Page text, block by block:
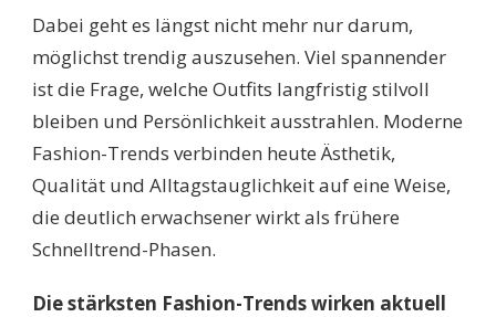
Dabei geht es längst nicht mehr nur darum,
möglichst trendig auszusehen. Viel spannender
ist die Frage, welche Outfits langfristig stilvoll
bleiben und Persönlichkeit ausstrahlen. Moderne
Fashion-Trends verbinden heute Ästhetik,
Qualität und Alltagstauglichkeit auf eine Weise,
die deutlich erwachsener wirkt als frühere
Schnelltrend-Phasen.
Die stärksten Fashion-Trends wirken aktuell